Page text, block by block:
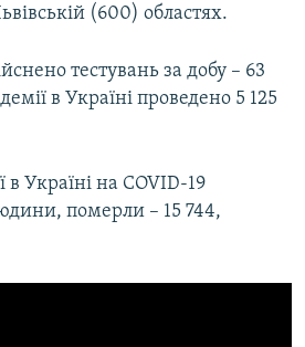
(600) областях.
тестувань за добу – 63
в Україні проведено 5 125
в Україні на COVID-19
померли – 15 744,